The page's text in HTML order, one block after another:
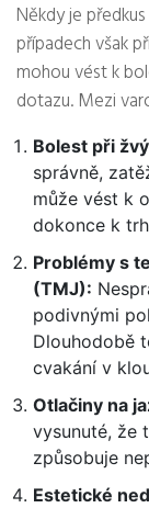
Někdy je
případech však
mohou vést k
dotazu. Mezi
Bolest při
správně,
může vést k
dokonce k
Problémy s
(TMJ):
podivnými
Dlouhodobě
cvakání v
Otlačiny na
vysunuté, že
způsobuje
Estetické